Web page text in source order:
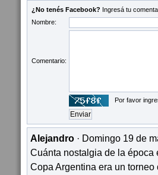
¿No tenés Facebook? Ingresá tu
Nombre:
Comentario:
Por favor
Alejandro · Domingo 19 de
Cuánta nostalgia de la época
Copa Argentina era un